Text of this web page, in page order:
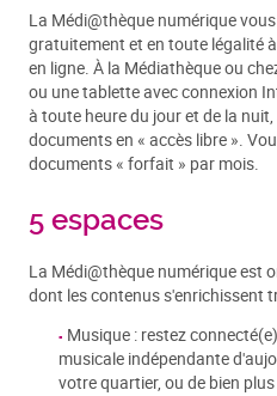
La Médi@thèque numérique
gratuitement et en toute légalité
en ligne. À la Médiathèque ou
ou une tablette avec connexion
à toute heure du jour et de la
documents en « accès libre ».
documents « forfait » par mois.
5 espaces
La Médi@thèque numérique est
dont les contenus s'enrichissent
Musique : restez
musicale indépendante
votre quartier, ou de bien plus